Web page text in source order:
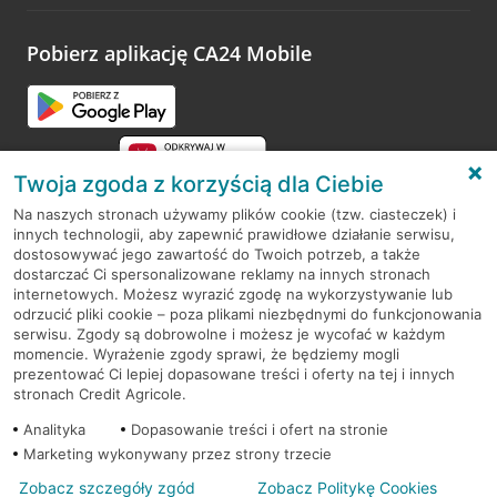
opinie.
Pobierz aplikację CA24 Mobile
RODO
Regulamin serwisu
Mapa serwisu
PolitykaCookies
© 2026 Credit Agricole Bank Polska S.A. Wszelkie prawa zastrzeżone
Twoja zgoda z korzyścią dla Ciebie
Na naszych stronach używamy plików cookie (tzw. ciasteczek) i
innych technologii, aby zapewnić prawidłowe działanie serwisu,
dostosowywać jego zawartość do Twoich potrzeb, a także
dostarczać Ci spersonalizowane reklamy na innych stronach
internetowych. Możesz wyrazić zgodę na wykorzystywanie lub
odrzucić pliki cookie – poza plikami niezbędnymi do funkcjonowania
serwisu. Zgody są dobrowolne i możesz je wycofać w każdym
momencie. Wyrażenie zgody sprawi, że będziemy mogli
prezentować Ci lepiej dopasowane treści i oferty na tej i innych
stronach Credit Agricole.
Analityka
Dopasowanie treści i ofert na stronie
Marketing wykonywany przez strony trzecie
Zobacz szczegóły zgód Zobacz Politykę Cookies